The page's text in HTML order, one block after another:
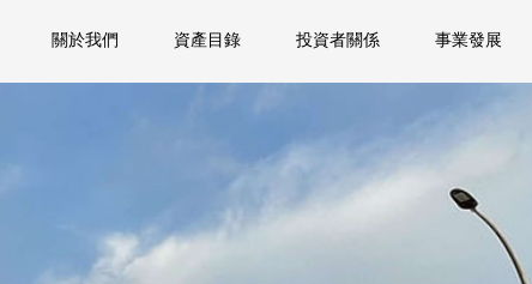
關於我們 資產目錄 投資者關係 事業發展